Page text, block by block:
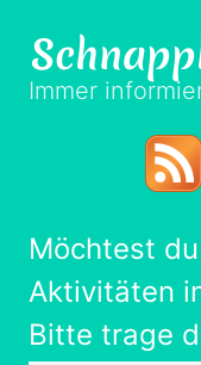
Immer
Möchtest
Aktivitäten
Bitte trage